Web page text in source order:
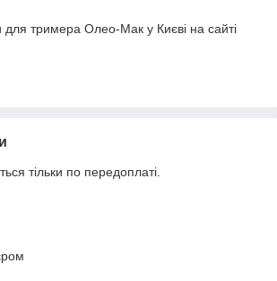
для тримера Олео-Мак у Києві на сайті
тільки по передоплаті.